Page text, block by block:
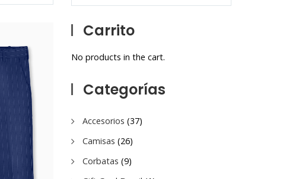
Carrito
No products in the cart.
Categorías
Accesorios (37)
Camisas (26)
Corbatas (9)